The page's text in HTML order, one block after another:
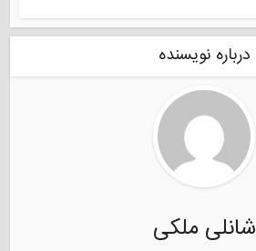
درباره نویسنده
شانلی ملکی